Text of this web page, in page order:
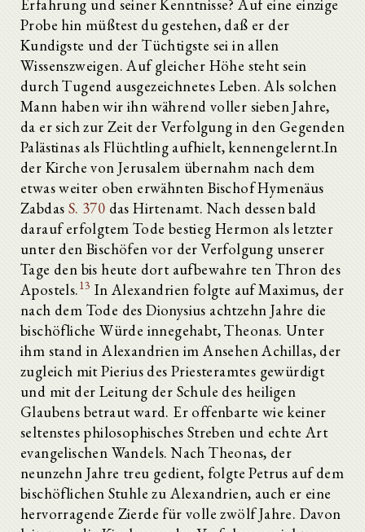
Erfahrung und seiner Kenntnisse? Auf eine einzige
Probe hin müßtest du gestehen, daß er der
Kundigste und der Tüchtigste sei in allen
Wissenszweigen. Auf gleicher Höhe steht sein
durch Tugend ausgezeichnetes Leben. Als solchen
Mann haben wir ihn während voller sieben Jahre,
da er sich zur Zeit der Verfolgung in den Gegenden
Palästinas als Flüchtling aufhielt, kennengelernt.In
der Kirche von Jerusalem übernahm nach dem
etwas weiter oben erwähnten Bischof Hymenäus
Zabdas S. 370 das Hirtenamt. Nach dessen bald
darauf erfolgtem Tode bestieg Hermon als letzter
unter den Bischöfen vor der Verfolgung unserer
Tage den bis heute dort aufbewahre ten Thron des
Apostels.13 In Alexandrien folgte auf Maximus, der
nach dem Tode des Dionysius achtzehn Jahre die
bischöfliche Würde innegehabt, Theonas. Unter
ihm stand in Alexandrien im Ansehen Achillas, der
zugleich mit Pierius des Priesteramtes gewürdigt
und mit der Leitung der Schule des heiligen
Glaubens betraut ward. Er offenbarte wie keiner
seltenstes philosophisches Streben und echte Art
evangelischen Wandels. Nach Theonas, der
neunzehn Jahre treu gedient, folgte Petrus auf dem
bischöflichen Stuhle zu Alexandrien, auch er eine
hervorragende Zierde für volle zwölf Jahre. Davon